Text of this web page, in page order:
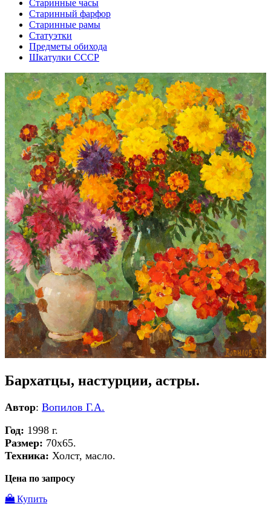
Старинные часы
Старинный фарфор
Старинные рамы
Статуэтки
Предметы обихода
Шкатулки СССР
Бархатцы, настурции, астры.
Автор: Вопилов Г.А.
Год: 1998 г.
Размер: 70х65.
Техника: Холст, масло.
Цена по запросу
Купить